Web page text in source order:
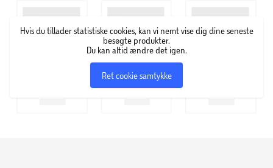
Hvis du tillader statistiske cookies, kan vi nemt vise dig dine seneste
besøgte produkter.
Du kan altid ændre det igen.
Ret cookie samtykke